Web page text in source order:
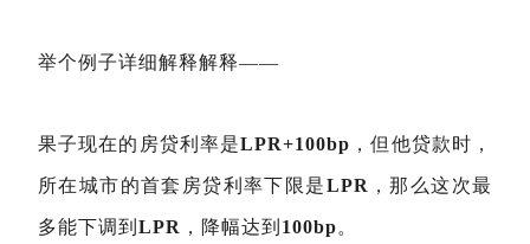
举个例子详细解释解释——
果子现在的房贷利率是LPR+100bp ，但他贷款时，
所在城市的首套房贷利率下限是LPR ，那么这次最
多能下调到 LPR ，降幅达到 100bp。